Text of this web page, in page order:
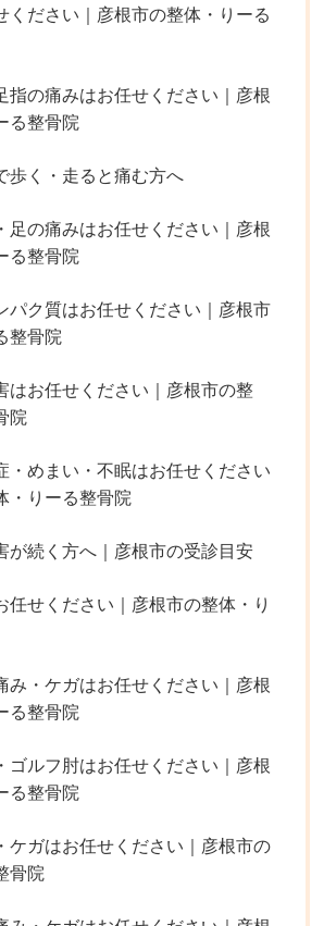
ください｜彦根市の整体・りーる
指の痛みはお任せください｜彦根
る整骨院
歩く・走ると痛む方へ
足の痛みはお任せください｜彦根
る整骨院
パク質はお任せください｜彦根市
整骨院
はお任せください｜彦根市の整
院
・めまい・不眠はお任せください
・りーる整骨院
が続く方へ｜彦根市の受診目安
任せください｜彦根市の整体・り
み・ケガはお任せください｜彦根
る整骨院
ゴルフ肘はお任せください｜彦根
る整骨院
ケガはお任せください｜彦根市の
骨院